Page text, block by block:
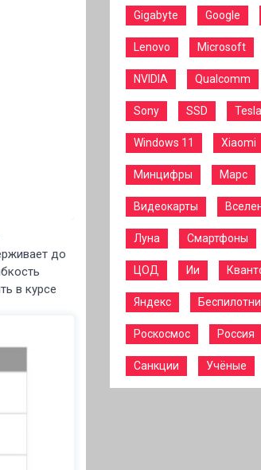
до
в курсе
Gigabyte Google
Lenovo Microsoft
NVIDIA Qualcomm
Sony SSD Tesla
Windows 11 Xiaomi
Минцифры Марс
Видеокарты
Луна Смартфоны
ЦОД Ии
Яндекс
Роскосмос Россия
Санкции Учёные